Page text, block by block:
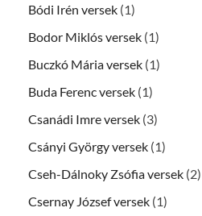
Bódi Irén versek (1)
Bodor Miklós versek (1)
Buczkó Mária versek (1)
Buda Ferenc versek (1)
Csanádi Imre versek (3)
Csányi György versek (1)
Cseh-Dálnoky Zsófia versek (2)
Csernay József versek (1)